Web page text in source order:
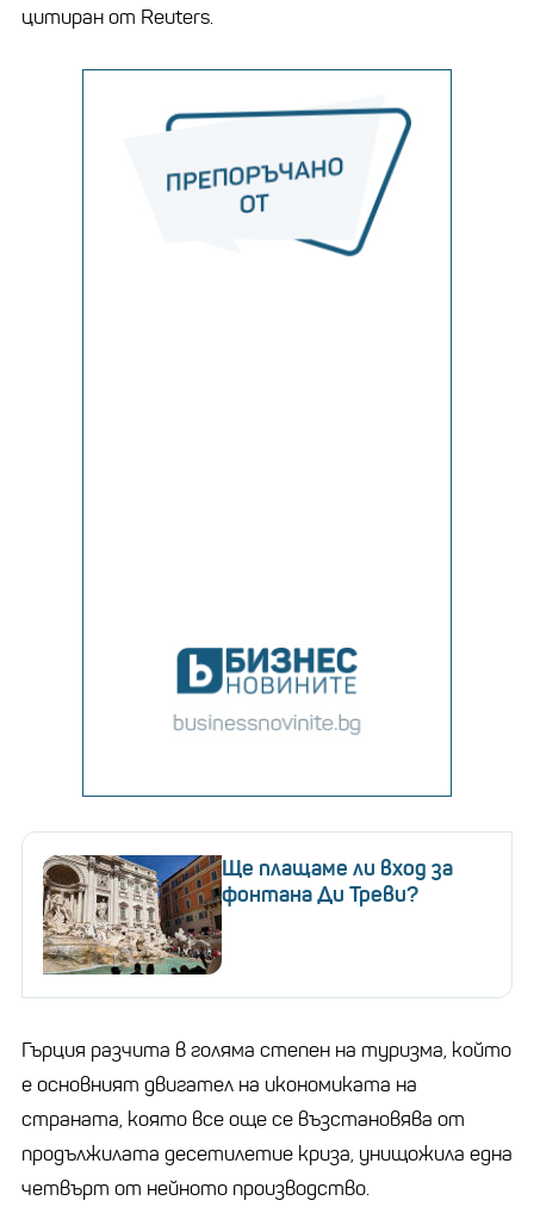
цитиран от Reuters.
Ще плащаме ли вход за
фонтана Ди Треви?
Гърция разчита в голяма степен на туризма, който
е основният двигател на икономиката на
страната, която все още се възстановява от
продължилата десетилетие криза, унищожила една
четвърт от нейното производство.